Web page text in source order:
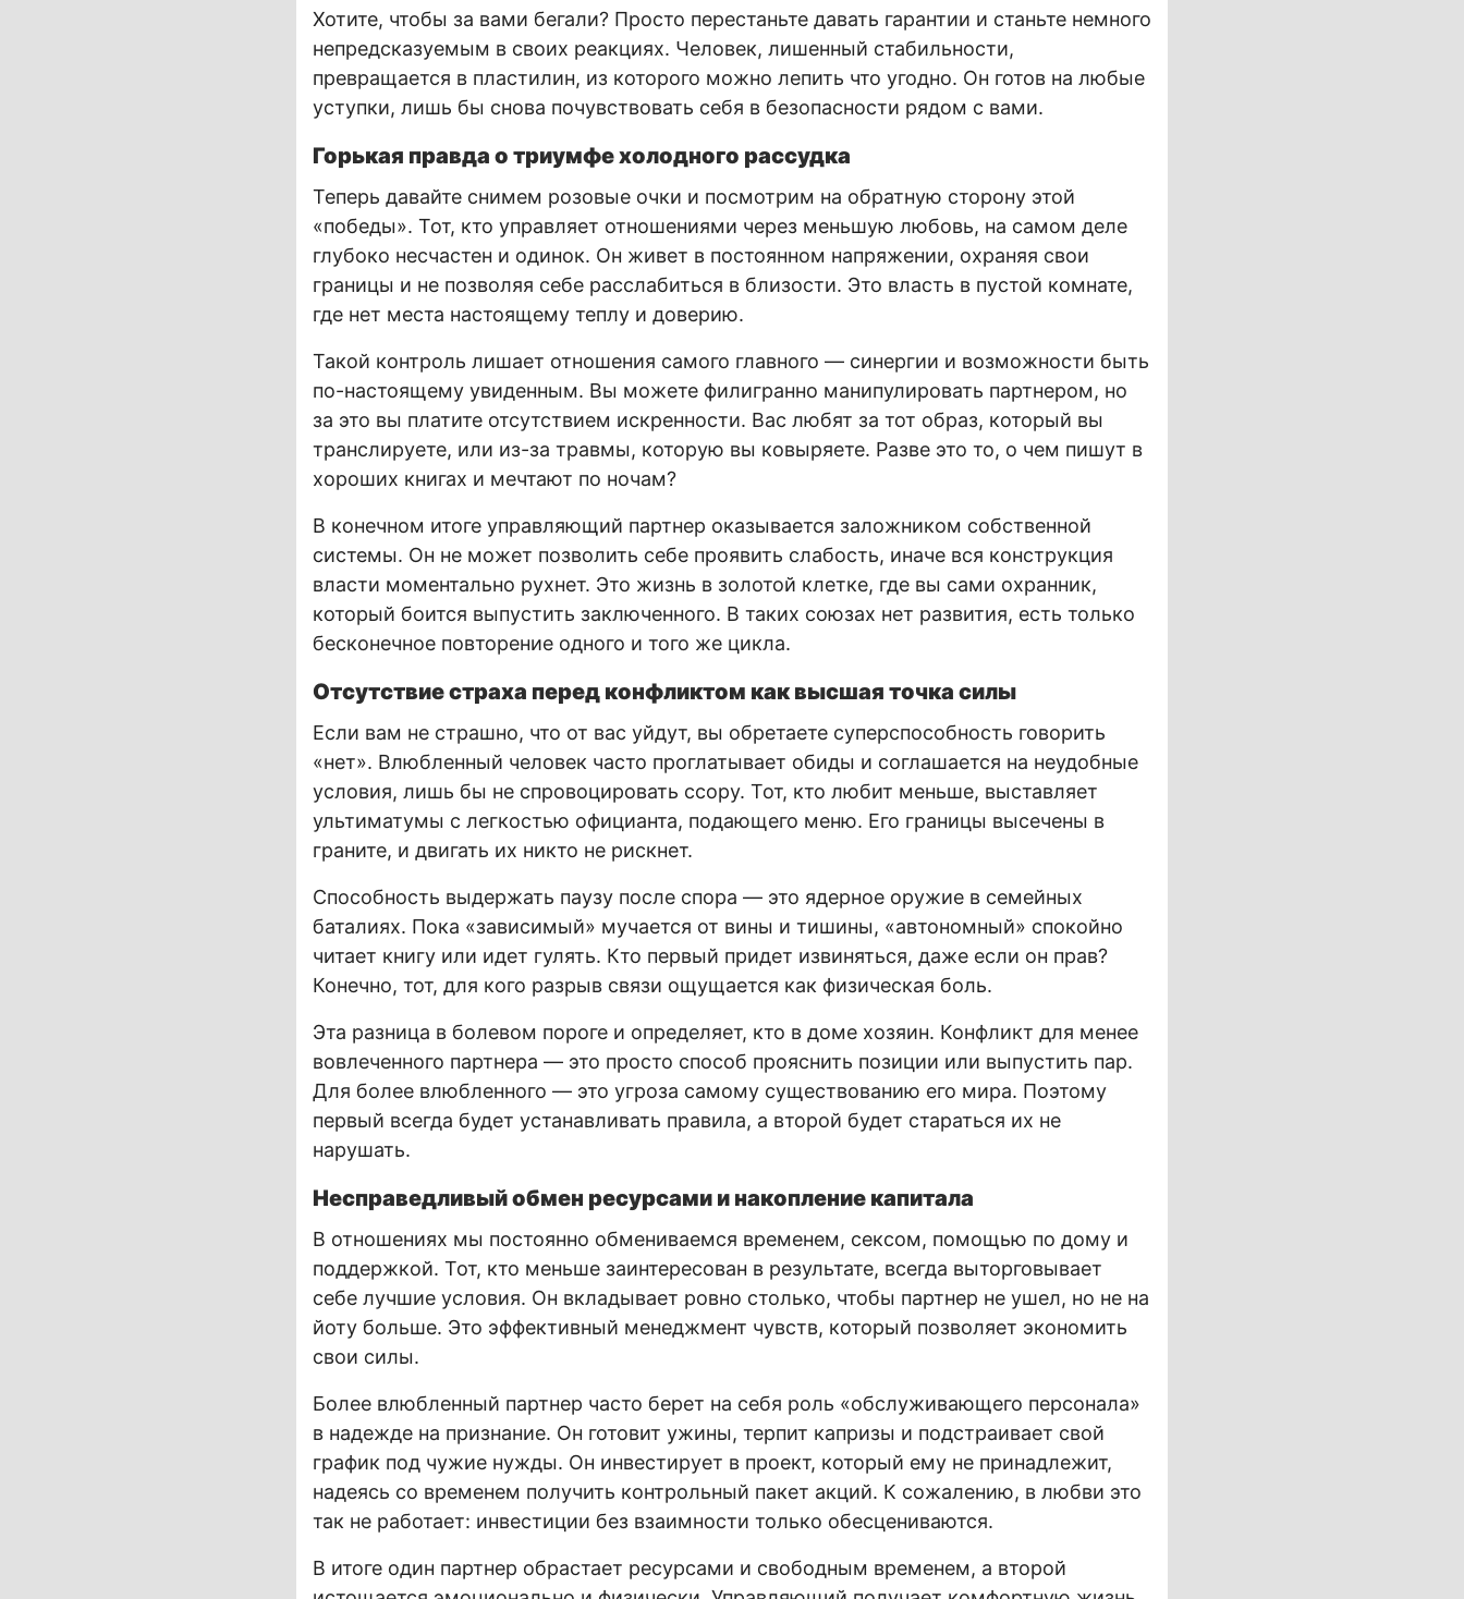
Хотите, чтобы за вами бегали? Просто перестаньте давать гарантии и станьте немного
непредсказуемым в своих реакциях. Человек, лишенный стабильности,
превращается в пластилин, из которого можно лепить что угодно. Он готов на любые
уступки, лишь бы снова почувствовать себя в безопасности рядом с вами.
Горькая правда о триумфе холодного рассудка
Теперь давайте снимем розовые очки и посмотрим на обратную сторону этой
«победы». Тот, кто управляет отношениями через меньшую любовь, на самом деле
глубоко несчастен и одинок. Он живет в постоянном напряжении, охраняя свои
границы и не позволяя себе расслабиться в близости. Это власть в пустой комнате,
где нет места настоящему теплу и доверию.
Такой контроль лишает отношения самого главного — синергии и возможности быть
по-настоящему увиденным. Вы можете филигранно манипулировать партнером, но
за это вы платите отсутствием искренности. Вас любят за тот образ, который вы
транслируете, или из-за травмы, которую вы ковыряете. Разве это то, о чем пишут в
хороших книгах и мечтают по ночам?
В конечном итоге управляющий партнер оказывается заложником собственной
системы. Он не может позволить себе проявить слабость, иначе вся конструкция
власти моментально рухнет. Это жизнь в золотой клетке, где вы сами охранник,
который боится выпустить заключенного. В таких союзах нет развития, есть только
бесконечное повторение одного и того же цикла.
Отсутствие страха перед конфликтом как высшая точка силы
Если вам не страшно, что от вас уйдут, вы обретаете суперспособность говорить
«нет». Влюбленный человек часто проглатывает обиды и соглашается на неудобные
условия, лишь бы не спровоцировать ссору. Тот, кто любит меньше, выставляет
ультиматумы с легкостью официанта, подающего меню. Его границы высечены в
граните, и двигать их никто не рискнет.
Способность выдержать паузу после спора — это ядерное оружие в семейных
баталиях. Пока «зависимый» мучается от вины и тишины, «автономный» спокойно
читает книгу или идет гулять. Кто первый придет извиняться, даже если он прав?
Конечно, тот, для кого разрыв связи ощущается как физическая боль.
Эта разница в болевом пороге и определяет, кто в доме хозяин. Конфликт для менее
вовлеченного партнера — это просто способ прояснить позиции или выпустить пар.
Для более влюбленного — это угроза самому существованию его мира. Поэтому
первый всегда будет устанавливать правила, а второй будет стараться их не
нарушать.
Несправедливый обмен ресурсами и накопление капитала
В отношениях мы постоянно обмениваемся временем, сексом, помощью по дому и
поддержкой. Тот, кто меньше заинтересован в результате, всегда выторговывает
себе лучшие условия. Он вкладывает ровно столько, чтобы партнер не ушел, но не на
йоту больше. Это эффективный менеджмент чувств, который позволяет экономить
свои силы.
Более влюбленный партнер часто берет на себя роль «обслуживающего персонала»
в надежде на признание. Он готовит ужины, терпит капризы и подстраивает свой
график под чужие нужды. Он инвестирует в проект, который ему не принадлежит,
надеясь со временем получить контрольный пакет акций. К сожалению, в любви это
так не работает: инвестиции без взаимности только обесцениваются.
В итоге один партнер обрастает ресурсами и свободным временем, а второй